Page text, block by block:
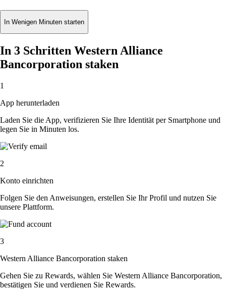
In Wenigen Minuten starten
In 3 Schritten Western Alliance
Bancorporation staken
1
App herunterladen
Laden Sie die App, verifizieren Sie Ihre Identität per Smartphone und
legen Sie in Minuten los.
2
Konto einrichten
Folgen Sie den Anweisungen, erstellen Sie Ihr Profil und nutzen Sie
unsere Plattform.
3
Western Alliance Bancorporation staken
Gehen Sie zu Rewards, wählen Sie Western Alliance Bancorporation,
bestätigen Sie und verdienen Sie Rewards.